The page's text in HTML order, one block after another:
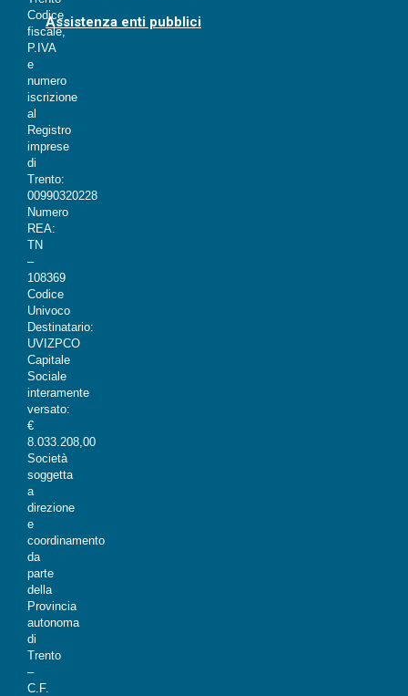
Codice
fiscale,
P.IVA
e
numero
iscrizione
al
Registro
imprese
di
Trento:
00990320228
Numero
REA:
TN
–
108369
Codice
Univoco
Destinatario:
UVIZPCO
Capitale
Sociale
interamente
versato:
€
8.033.208,00
Società
soggetta
a
direzione
e
coordinamento
da
parte
della
Provincia
autonoma
di
Trento
–
C.F.
Assistenza enti pubblici